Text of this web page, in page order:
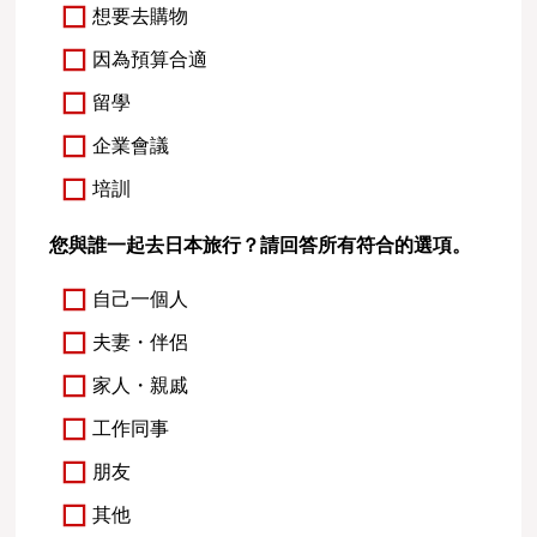
想要去購物
因為預算合適
留學
企業會議
培訓
您與誰一起去日本旅行？請回答所有符合的選項。
自己一個人
夫妻・伴侶
家人・親戚
工作同事
朋友
其他